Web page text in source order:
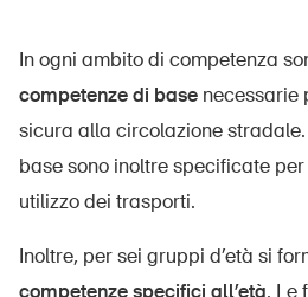
Home
Abbonati alla newsletter
In ogni ambito di competenza
competenze di base necessarie
sicura alla circolazione
base sono inoltre specificate
utilizzo dei trasporti.
Inoltre, per sei gruppi d’età si
competenze specifici all’età. Le